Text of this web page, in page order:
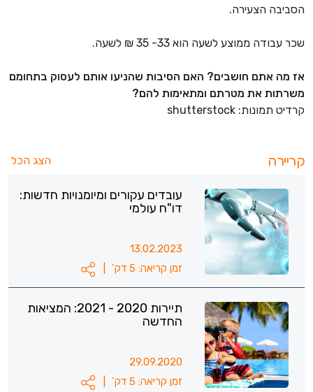
הסביבה הצעירה.
שכר עבודה ממוצע לשעה הוא 33- 35 ₪ לשעה.
אז מה אתם חושבים? האם הסיבות שהניעו אותם לעסוק בתחומם
משרתות את מטרתם ומתאימות להם?
קרדיט תמונות: shutterstock
קריירה הצג הכל
עובדים עקורים ומיומנויות חדשות:
דו"ח עולמי
13.02.2023
זמן קריאה: 5 דק`
תיירות 2020 - 2021: המציאות
החדשה
29.09.2020
זמן קריאה: 5 דק`